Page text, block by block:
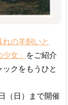
れの羊飼いと
少女」
をご紹介
クをもうひと
（日）まで開催